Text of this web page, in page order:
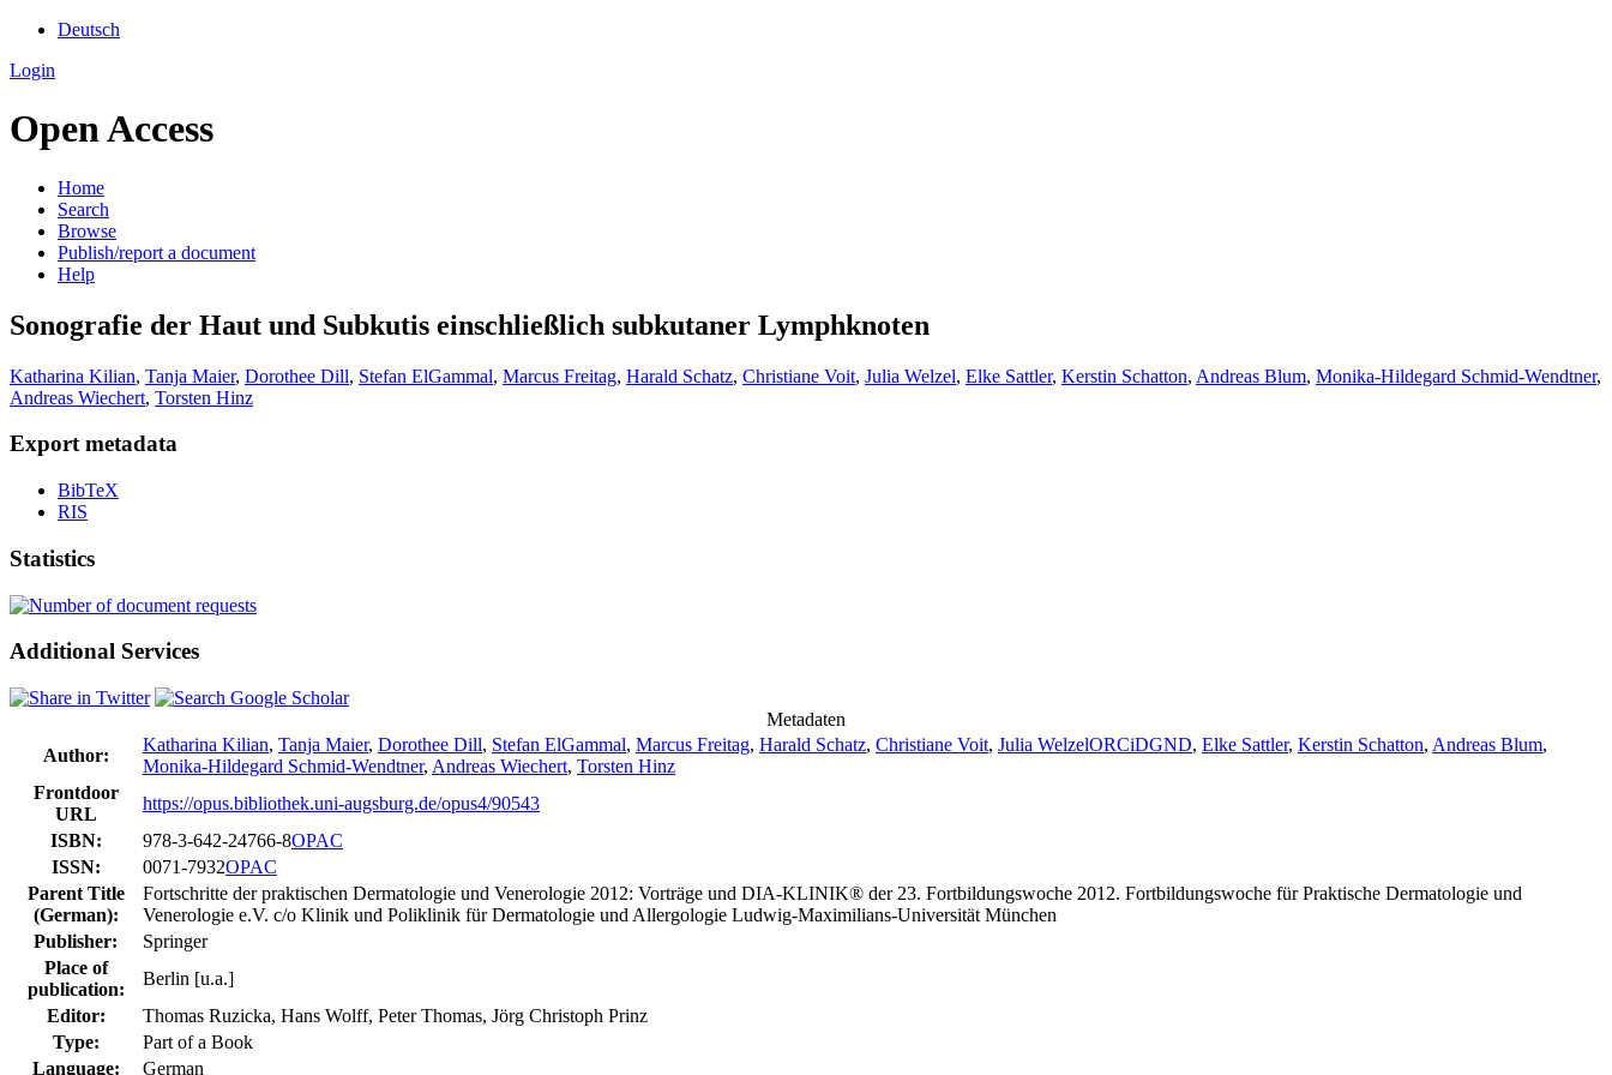
Deutsch
Login
Open Access
Home
Search
Browse
Publish/report a document
Help
Sonografie der Haut und Subkutis einschließlich subkutaner Lymphknoten
Katharina Kilian, Tanja Maier, Dorothee Dill, Stefan ElGammal, Marcus Freitag, Harald Schatz, Christiane Voit, Julia Welzel, Elke Sattler, Kerstin Schatton, Andreas Blum, Monika-Hildegard Schmid-Wendtner,
Andreas Wiechert, Torsten Hinz
Export metadata
BibTeX
RIS
Statistics
Additional Services
Metadaten
Author:
Katharina Kilian, Tanja Maier, Dorothee Dill, Stefan ElGammal, Marcus Freitag, Harald Schatz, Christiane Voit, Julia WelzelORCiDGND, Elke Sattler, Kerstin Schatton, Andreas Blum,
Monika-Hildegard Schmid-Wendtner, Andreas Wiechert, Torsten Hinz
Frontdoor
URL
https://opus.bibliothek.uni-augsburg.de/opus4/90543
ISBN:
978-3-642-24766-8OPAC
ISSN:
0071-7932OPAC
Parent Title
(German):
Fortschritte der praktischen Dermatologie und Venerologie 2012: Vorträge und DIA-KLINIK® der 23. Fortbildungswoche 2012. Fortbildungswoche für Praktische Dermatologie und
Venerologie e.V. c/o Klinik und Poliklinik für Dermatologie und Allergologie Ludwig-Maximilians-Universität München
Publisher:
Springer
Place of
publication:
Berlin [u.a.]
Editor:
Thomas Ruzicka, Hans Wolff, Peter Thomas, Jörg Christoph Prinz
Type:
Part of a Book
Language:
German